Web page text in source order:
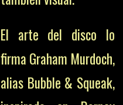
El arte del disco lo
firma Graham Murdoch,
alias Bubble & Squeak,